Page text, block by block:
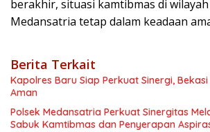
berakhir, situasi kamtibmas di
Medansatria tetap dalam keadaan
Berita Terkait
Kapolres Baru Siap Perkuat Sinergi,
Aman
Polsek Medansatria Perkuat Sinergitas
Sabuk Kamtibmas dan Penyerapan